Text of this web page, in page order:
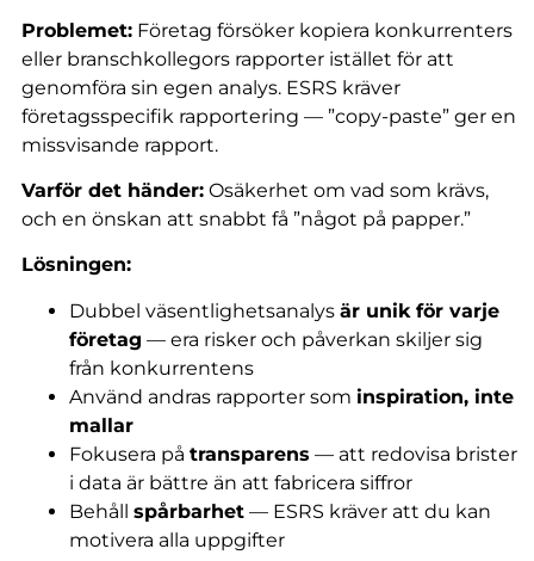
Problemet: Företag försöker kopiera konkurrenters
eller branschkollegors rapporter istället för att
genomföra sin egen analys. ESRS kräver
företagsspecifik rapportering — ”copy-paste” ger en
missvisande rapport.
Varför det händer: Osäkerhet om vad som krävs,
och en önskan att snabbt få ”något på papper.”
Lösningen:
Dubbel väsentlighetsanalys är unik för varje
företag — era risker och påverkan skiljer sig
från konkurrentens
Använd andras rapporter som inspiration, inte
mallar
Fokusera på transparens — att redovisa brister
i data är bättre än att fabricera siffror
Behåll spårbarhet — ESRS kräver att du kan
motivera alla uppgifter